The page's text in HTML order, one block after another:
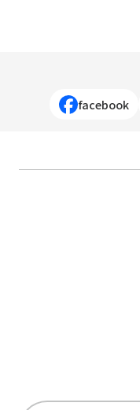
facebook